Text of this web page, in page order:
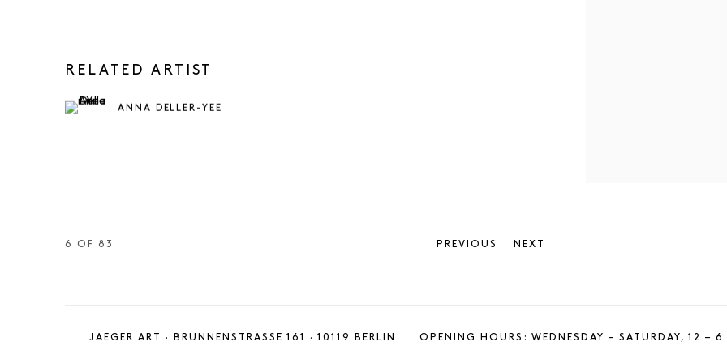
RELATED ARTIST
ANNA DELLER-YEE
PREVIOUS NEXT
6 OF 83
JAEGER ART · BRUNNENSTRASSE 161 · 10119 BERLIN OPENING HOURS: WEDNESDAY – SATURDAY, 12 – 6